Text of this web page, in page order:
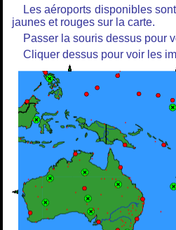
Les aéroports disponibles
jaunes et rouges sur la carte.
Passer la souris dessus pour
Cliquer dessus pour voir les